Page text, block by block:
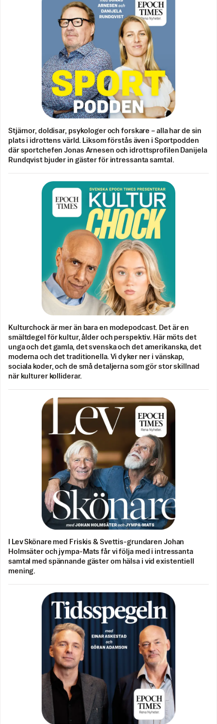
Stjärnor, doldisar, psykologer och forskare – alla har de sin
plats i idrottens värld. Liksom förstås även i Sportpodden
där sportchefen Jonas Arnesen och idrottsprofilen Danijela
Rundqvist bjuder in gäster för intressanta samtal.
Kulturchock är mer än bara en modepodcast. Det är en
smältdegel för kultur, ålder och perspektiv. Här möts det
unga och det gamla, det svenska och det amerikanska, det
moderna och det traditionella. Vi dyker ner i vänskap,
sociala koder, och de små detaljerna som gör stor skillnad
när kulturer kolliderar.
I Lev Skönare med Friskis & Svettis-grundaren Johan
Holmsäter och jympa-Mats får vi följa med i intressanta
samtal med spännande gäster om hälsa i vid existentiell
mening.